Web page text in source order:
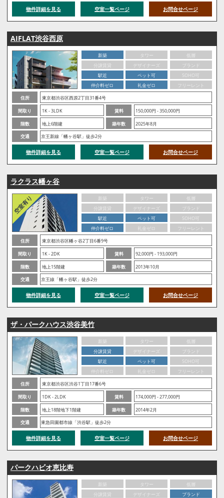
物件詳細を見る 空室一覧ページ お問合せページ
AIFLAT渋谷西原
新築 タワー
低層
分譲賃貸
デザイナーズ
ブランド
駅近
ペット可
SOHO可
仲介料ゼロ
礼金ゼロ
フリーレント
住所
東京都渋谷区西原2丁目31番4号
間取り
1K - 3LDK 賃料
150,000円 - 350,000円
階数
地上6階建 築年数
2025年8月
交通
京王新線「幡ヶ谷駅」徒歩2分
物件詳細を見る 空室一覧ページ お問合せページ
ラクラス幡ヶ谷
新築 タワー
低層
分譲賃貸
デザイナーズ
ブランド
駅近
ペット可
SOHO可
仲介料ゼロ
礼金ゼロ
フリーレント
住所
東京都渋谷区幡ヶ谷2丁目6番9号
間取り
1K - 2DK 賃料
92,000円 - 193,000円
階数
地上15階建 築年数
2013年10月
交通
京王線「幡ヶ谷駅」徒歩2分
物件詳細を見る 空室一覧ページ お問合せページ
ザ・パークハウス渋谷美竹
新築 タワー
低層
分譲賃貸
デザイナーズ
ブランド
駅近
ペット可
SOHO可
仲介料ゼロ
礼金ゼロ
フリーレント
住所
東京都渋谷区渋谷1丁目17番6号
間取り
1DK - 2LDK 賃料
174,000円 - 277,000円
階数
地上18階地下1階建 築年数
2014年2月
交通
東急田園都市線「渋谷駅」徒歩2分
物件詳細を見る 空室一覧ページ お問合せページ
パークハビオ恵比寿
新築 タワー
低層
分譲賃貸
デザイナーズ
ブランド